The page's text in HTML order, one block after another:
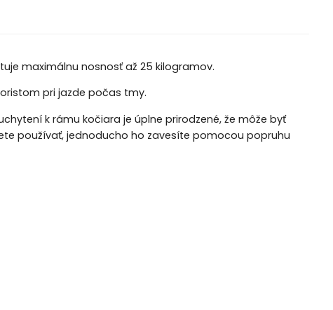
maximálnu nosnosť až 25 kilogramov.
pri jazde počas tmy.
k rámu kočiara je úplne prirodzené, že môže byť
používať, jednoducho ho zavesíte pomocou popruhu